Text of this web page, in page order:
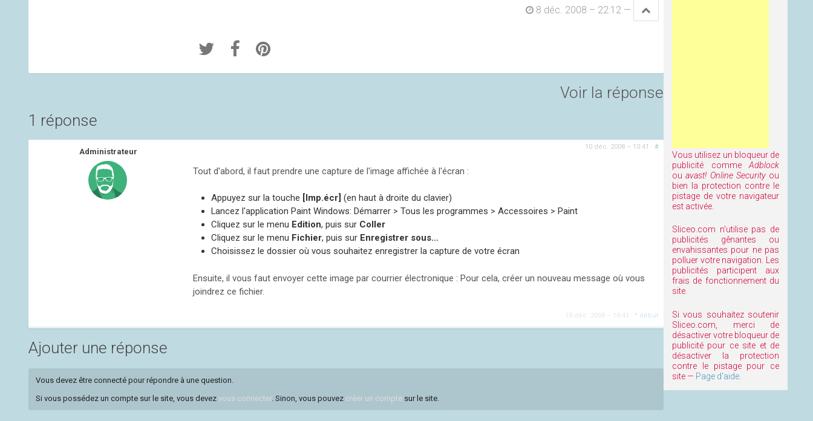
8 déc. 2008 – 22:12 —
Voir la réponse
1 réponse
10 déc. 2008 – 10:41 · #
Tout d'abord, il faut prendre une capture de l'image affichée à l'écran :
Appuyez sur la touche [Imp.écr] (en haut à droite du clavier)
Lancez l'application Paint Windows: Démarrer > Tous les programmes > Accessoires > Paint
Cliquez sur le menu Edition, puis sur Coller
Cliquez sur le menu Fichier, puis sur Enregistrer sous...
Choisissez le dossier où vous souhaitez enregistrer la capture de votre écran
Ensuite, il vous faut envoyer cette image par courrier électronique : Pour cela, créer un nouveau message où vous
joindrez ce fichier.
10 déc. 2008 – 10:41 ^ début
Administrateur
Ajouter une réponse
Vous devez être connecté pour répondre à une question.
Si vous possédez un compte sur le site, vous devez vous connecter. Sinon, vous pouvez créer un compte sur le site.
Vous utilisez un bloqueur de
publicité comme Adblock
ouavast! Online Securityou
bien la protection contre le
pistage de votre navigateur
est activée.
Sliceo.com n'utilise pas de
publicités gênantes ou
envahissantes pour ne pas
polluer votre navigation. Les
publicités participent aux
frais de fonctionnement du
site.
Si vous souhaitez soutenir
Sliceo.com, merci de
désactiver votre bloqueur de
publicité pour ce site et de
désactiver la protection
contre le pistage pour ce
site — Page d'aide